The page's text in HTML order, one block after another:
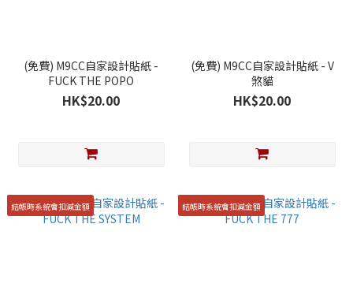
(免費) M9CC自家設計貼紙 -
FUCK THE POPO
HK$20.00
(免費) M9CC自家設計貼紙 - V
煞貓
HK$20.00
結帳時系統會扣減金額 結帳時系統會扣減金額